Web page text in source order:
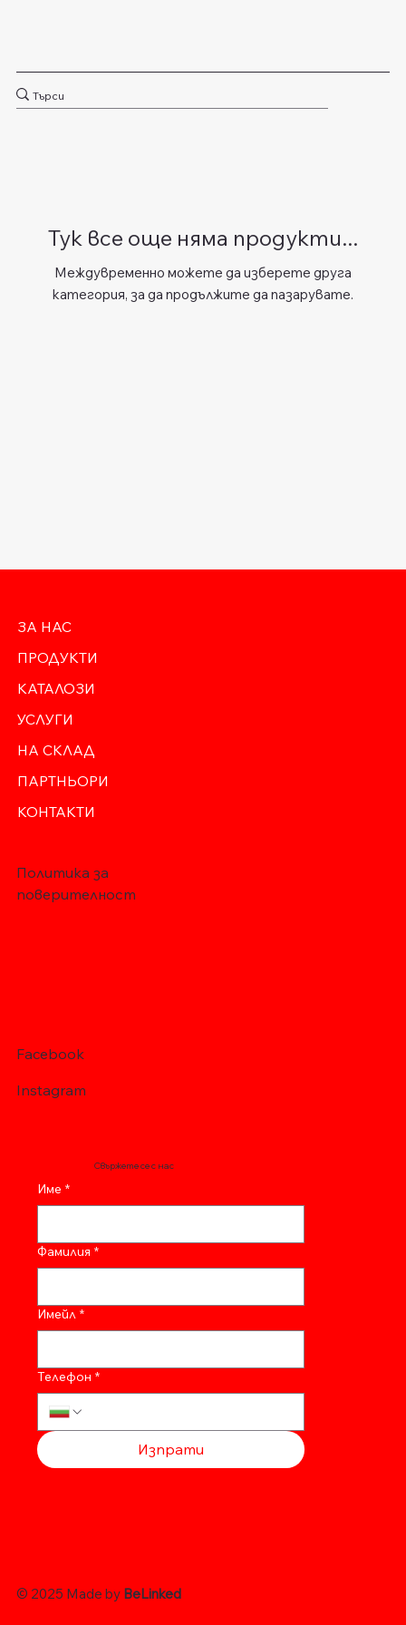
Тук все още няма продукти...
Междувременно можете да изберете друга
категория, за да продължите да пазарувате.
© 2025 Made by BeLinked
ЗА НАС
ПРОДУКТИ
КАТАЛОЗИ
УСЛУГИ
НА СКЛАД
ПАРТНЬОРИ
КОНТАКТИ
Политика за
поверителност
Facebook
Instagram
Свържете се с нас
Име *
Фамилия *
Имейл *
Телефон *
Изпрати